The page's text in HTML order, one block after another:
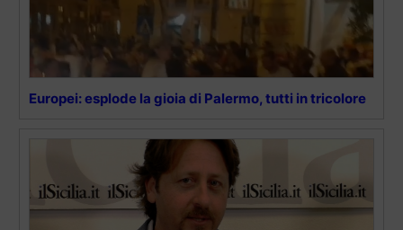
Europei: esplode la gioia di Palermo, tutti in tricolore